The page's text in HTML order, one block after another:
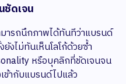
ดเจน
ารถนึกภาพได้ทันทีว่าแบรนด์
งไม่ทันเห็นโลโก้ด้วยซ้ำ
หรือบุคลิกที่ชัดเจนจน
ข้ากับแบรนด์ไปแล้ว